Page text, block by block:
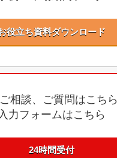
役立ち資料ダウンロード
相談、ご質問はこちら
入力フォームはこちら
24時間受付